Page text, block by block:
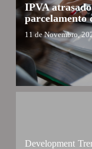
IPVA
parcelamento
11 de Novembro,
Development